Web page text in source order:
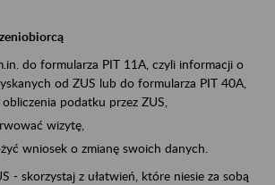
do formularza PIT 11A, czyli informacji o
od ZUS lub do formularza PIT 40A,
podatku przez ZUS,
wizytę,
wniosek o zmianę swoich danych.
- skorzystaj z ułatwień, które niesie za sobą